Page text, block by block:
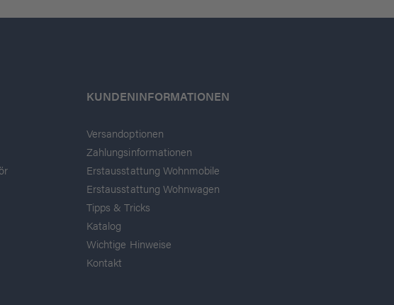
KUNDENINFORMATIONEN
Versandoptionen
Zahlungsinformationen
Erstausstattung Wohnmobile
Erstausstattung Wohnwagen
Tipps & Tricks
Katalog
Wichtige Hinweise
Kontakt